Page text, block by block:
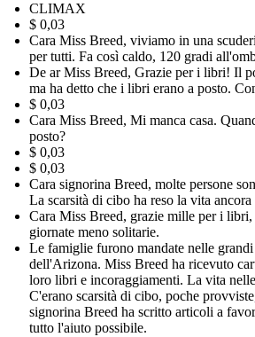
CLIMAX
$ 0,03
Cara Miss Breed, viviamo in una
per tutti. Fa così caldo, 120 gradi
De ar Miss Breed, Grazie per i libri! Il
ma ha detto che i libri erano a posto.
$ 0,03
Cara Miss Breed, Mi manca casa.
posto?
$ 0,03
$ 0,03
Cara signorina Breed, molte persone
La scarsità di cibo ha reso la vita
Cara Miss Breed, grazie mille per i
giornate meno solitarie.
Le famiglie furono mandate nelle
dell'Arizona. Miss Breed ha ricevuto
loro libri e incoraggiamenti. La vita
C'erano scarsità di cibo, poche
signorina Breed ha scritto articoli a
tutto l'aiuto possibile.